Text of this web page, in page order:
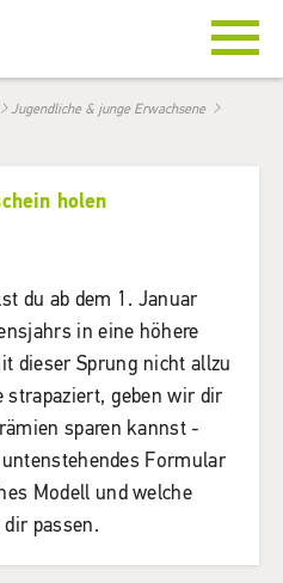
Jugendliche & junge Erwachsene
holen
du ab dem 1. Januar
in eine höhere
dieser Sprung nicht allzu
geben wir dir
sparen kannst -
Formular
Modell und welche
passen.